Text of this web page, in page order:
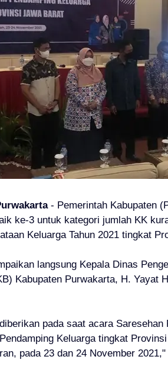
- Pemerintah Kabupaten
ke-3 untuk kategori jumlah KK
Keluarga Tahun 2021 tingkat
langsung Kepala Dinas
Kabupaten Purwakarta, H. Yayat
pada saat acara Saresehan
Keluarga tingkat
pada 23 dan 24 November